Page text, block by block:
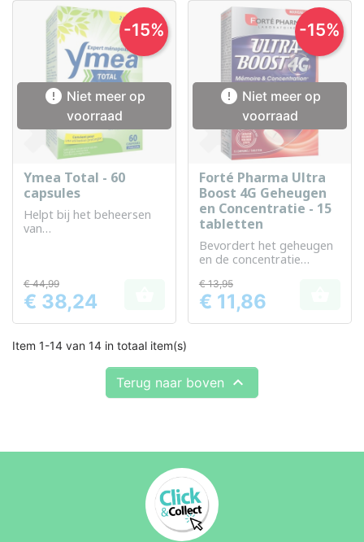
 Niet meer op
voorraad
Ymea Total - 60
capsules
Helpt bij het beheersen
van
Prijs
€ 44,99
€ 38,24
-15%
 Niet meer op
voorraad
Forté Pharma Ultra
Boost 4G Geheugen
en Concentratie - 15
tabletten
Bevordert het geheugen
en de concentratie
met essentiële
voedingsstoffen
Prijs
€ 13,95
€ 11,86
-15%
Item 1-14 van 14 in totaal item(s)
Terug naar boven 